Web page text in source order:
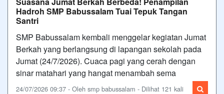
Hadroh SMP Babussalam Tuai Tepuk Tangan
Santri
SMP Babussalam kembali menggelar kegiatan Jumat
Berkah yang berlangsung di lapangan sekolah pada
Jumat (24/7/2026). Cuaca pagi yang cerah dengan
sinar matahari yang hangat menambah sema
24/07/2026 09:37 - Oleh smp babussalam - Dilihat 121 kali